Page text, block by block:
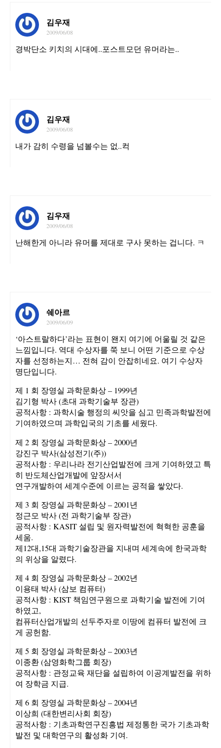
김우재
2009/06/08
경박단소 키치의 시대에..포스트모던 유머라는..
김우재
2009/06/08
내가 감히 수령을 넘볼수는 없..컥
김우재
2009/06/08
난해한게 아니라 유머를 제대로 구사 못하는 겁니다. ㅋ
쉐아르
2009/06/09
‘아스트랄하다’라는 표현이 왠지 여기에 어울릴 것 같은
느낌입니다. 역대 수상자를 쭉 보니 어떤 기준으로 수상
자를 선정하는지… 전혀 감이 안잡히네요. 여기 수상자
명단입니다.
제 1 회 장영실 과학문화상 – 1999년
김기형 박사 (초대 과학기술부 장관)
공적사항 : 과학시술 행정의 씨앗을 심고 민족과학발전에
기여하였으며 과학입국의 기초를 세웠다.
제 2 회 장영실 과학문화상 – 2000년
강진구 박사(삼성전기(주))
공적사항 : 우리나라 전기산업발전에 크게 기여하였고 특
히 반도체산업개발에 앞장서서
연구개발하여 세계수준에 이르는 공적을 쌓았다.
제 3 회 장영실 과학문화상 – 2001년
정근모 박사 (전 과학기술부 장관)
공적사항 : KASIT 설립 및 원자력발전에 혁혁한 공훈을
세움.
제12대,15대 과학기술장관을 지내며 세계속에 한국과학
의 위상을 알렸다.
제 4 회 장영실 과학문화상 – 2002년
이용태 박사 (삼보 컴퓨터)
공적사항 : KIST 책임연구원으로 과학기술 발전에 기여
하였고,
컴퓨터산업개발의 선두주자로 이땅에 컴퓨터 발전에 크
게 공헌함.
제 5 회 장영실 과학문화상 – 2003년
이종환 (삼영화학그룹 회장)
공적사항 : 관정교육 재단을 설립하여 이공계발전을 위하
여 장학금 지급.
제 6 회 장영실 과학문화상 – 2004년
이상희 (대한변리사회 회장)
공적사항 : 기초과학연구진흥법 제정통한 국가 기초과학
발전 및 대학연구의 활성화 기여.